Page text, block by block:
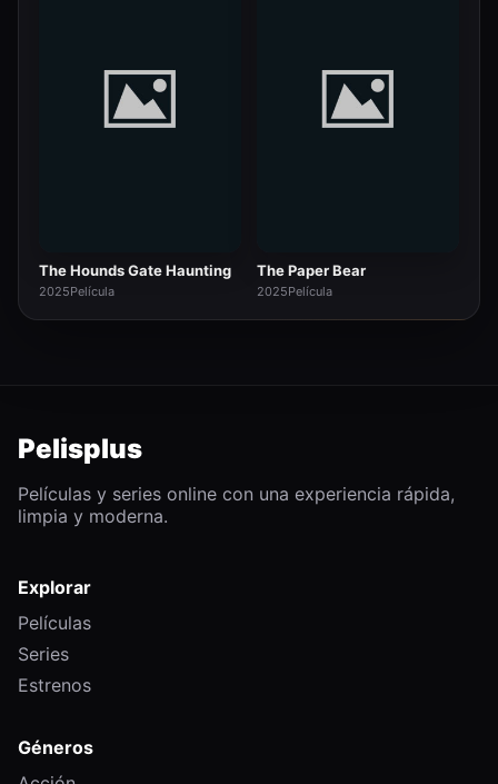
The Hounds Gate Haunting
2025Película
The Paper Bear
2025Película
Pelisplus
Películas y series online con una experiencia rápida,
limpia y moderna.
Explorar
Películas
Series
Estrenos
Géneros